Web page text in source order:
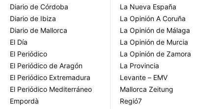
Diario de Córdoba
Diario de Ibiza
Diario de Mallorca
El Día
El Periódico
El Periódico de Aragón
El Periódico Extremadura
El Periódico Mediterráneo
Empordà
La Nueva España
La Opinión A Coruña
La Opinión de Málaga
La Opinión de Murcia
La Opinión de Zamora
La Provincia
Levante – EMV
Mallorca Zeitung
Regió7